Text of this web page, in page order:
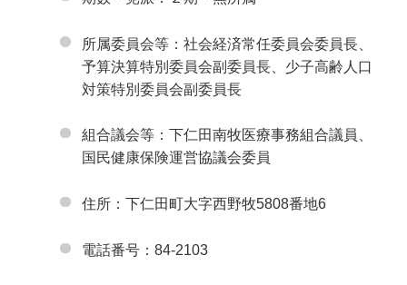
所属委員会等：社会経済常任委員会委員長、
予算決算特別委員会副委員長、少子高齢人口
対策特別委員会副委員長
組合議会等：下仁田南牧医療事務組合議員、
国民健康保険運営協議会委員
住所：下仁田町大字西野牧5808番地6
電話番号：84-2103